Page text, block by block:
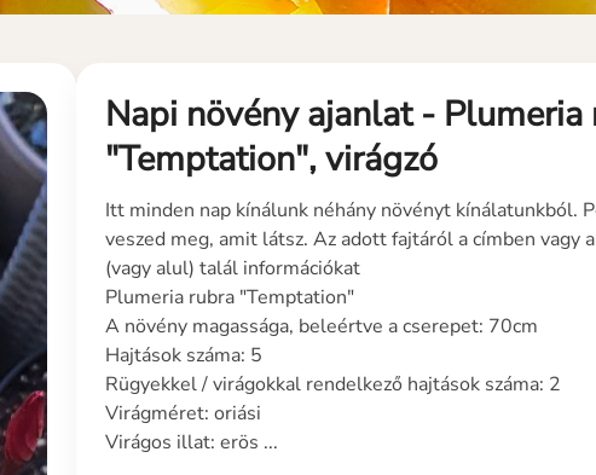
Napi növény ajanlat - Plumeria
"Temptation", virágzó
Itt minden nap kínálunk néhány növényt kínálatunkból.
veszed meg, amit látsz. Az adott fajtáról a címben vagy
(vagy alul) talál információkat
Plumeria rubra "Temptation"
A növény magassága, beleértve a cserepet: 70cm
Hajtások száma: 5
Rügyekkel / virágokkal rendelkező hajtások száma: 2
Virágméret: oriási
Virágos illat: erös ...